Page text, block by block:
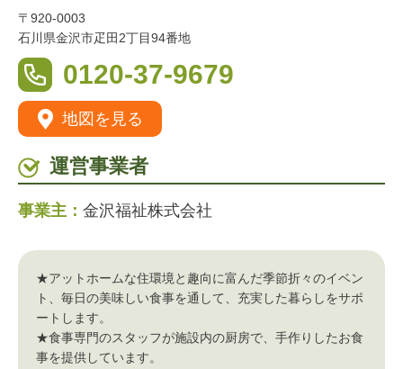
〒920-0003
石川県金沢市疋田2丁目94番地
0120-37-9679
地図を見る
運営事業者
事業主： 金沢福祉株式会社
★アットホームな住環境と趣向に富んだ季節折々のイベン
ト、毎日の美味しい食事を通して、充実した暮らしをサポ
ートします。
★食事専門のスタッフが施設内の厨房で、手作りしたお食
事を提供しています。